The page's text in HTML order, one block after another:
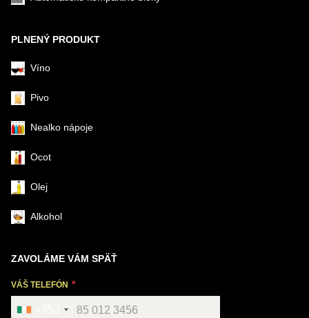
PLNENÝ PRODUKT
Víno
Pivo
Nealko nápoje
Ocot
Olej
Alkohol
ZAVOLÁME VÁM SPÄŤ
VÁŠ TELEFÓN